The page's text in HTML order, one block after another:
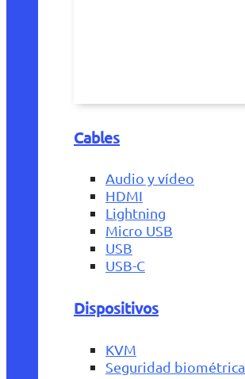
Cables
Audio y vídeo
HDMI
Lightning
Micro USB
USB
USB-C
Dispositivos
KVM
Seguridad biométrica